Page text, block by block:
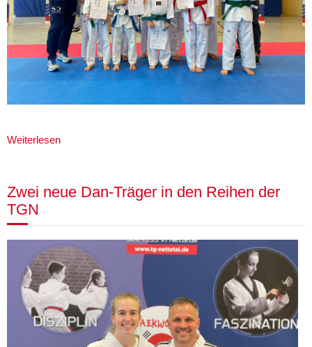
Weiterlesen
Zwei neue Dan-Träger in den Reihen der
TGN